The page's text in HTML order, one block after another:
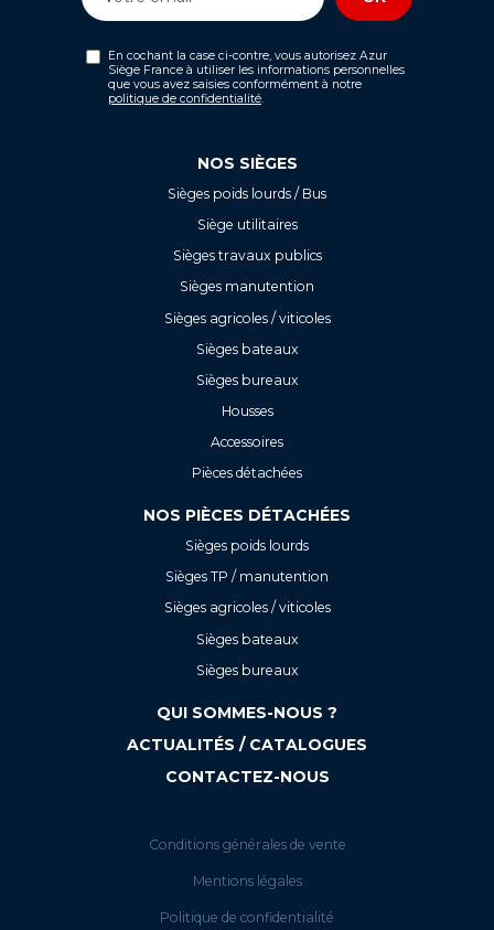
En cochant la case ci-contre, vous autorisez Azur
Siège France à utiliser les informations personnelles
que vous avez saisies conformément à notre
politique de confidentialité.
NOS SIÈGES
Sièges poids lourds / Bus
Siège utilitaires
Sièges travaux publics
Sièges manutention
Sièges agricoles / viticoles
Sièges bateaux
Sièges bureaux
Housses
Accessoires
Pièces détachées
NOS PIÈCES DÉTACHÉES
Sièges poids lourds
Sièges TP / manutention
Sièges agricoles / viticoles
Sièges bateaux
Sièges bureaux
QUI SOMMES-NOUS ?
ACTUALITÉS / CATALOGUES
CONTACTEZ-NOUS
Conditions générales de vente
Mentions légales
Politique de confidentialité